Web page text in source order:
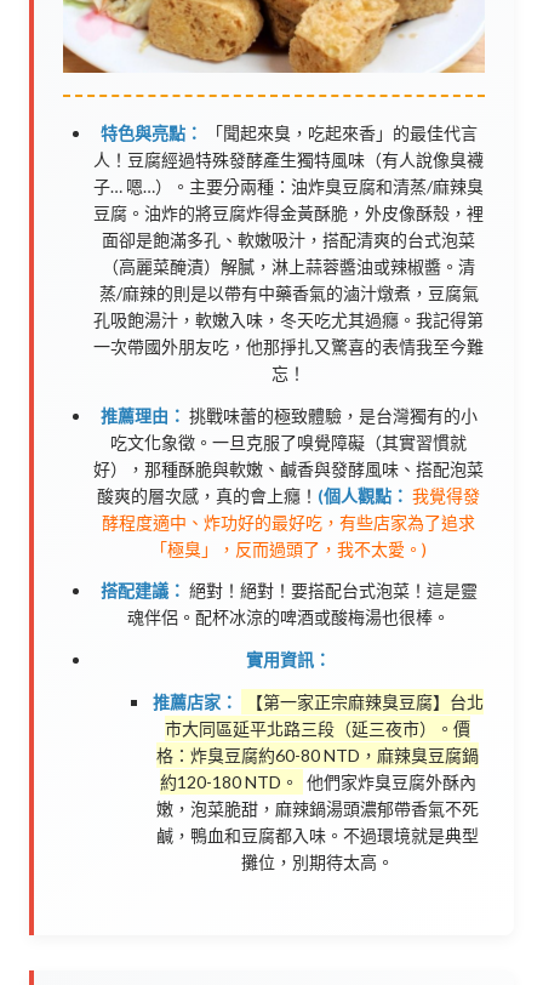
特色與亮點：
「聞起來臭，吃起來香」的最佳代言
人！豆腐經過特殊發酵產生獨特風味（有人說像臭襪
子… 嗯…）。主要分兩種：油炸臭豆腐和清蒸/麻辣臭
豆腐。油炸的將豆腐炸得金黃酥脆，外皮像酥殼，裡
面卻是飽滿多孔、軟嫩吸汁，搭配清爽的台式泡菜
（高麗菜醃漬）解膩，淋上蒜蓉醬油或辣椒醬。清
蒸/麻辣的則是以帶有中藥香氣的滷汁燉煮，豆腐氣
孔吸飽湯汁，軟嫩入味，冬天吃尤其過癮。我記得第
一次帶國外朋友吃，他那掙扎又驚喜的表情我至今難
忘！
推薦理由： 挑戰味蕾的極致體驗，是台灣獨有的小
吃文化象徵。一旦克服了嗅覺障礙（其實習慣就
好），那種酥脆與軟嫩、鹹香與發酵風味、搭配泡菜
酸爽的層次感，真的會上癮！ (個人觀點： 我覺得發
酵程度適中、炸功好的最好吃，有些店家為了追求
「極臭」，反而過頭了，我不太愛。)
搭配建議： 絕對！絕對！要搭配台式泡菜！這是靈
魂伴侶。配杯冰涼的啤酒或酸梅湯也很棒。
實用資訊：
推薦店家：
【第一家正宗麻辣臭豆腐】台北
市大同區延平北路三段（延三夜市）。價
格：炸臭豆腐約60-80 NTD，麻辣臭豆腐鍋
約120-180 NTD。
他們家炸臭豆腐外酥內
嫩，泡菜脆甜，麻辣鍋湯頭濃郁帶香氣不死
鹹，鴨血和豆腐都入味。不過環境就是典型
攤位，別期待太高。